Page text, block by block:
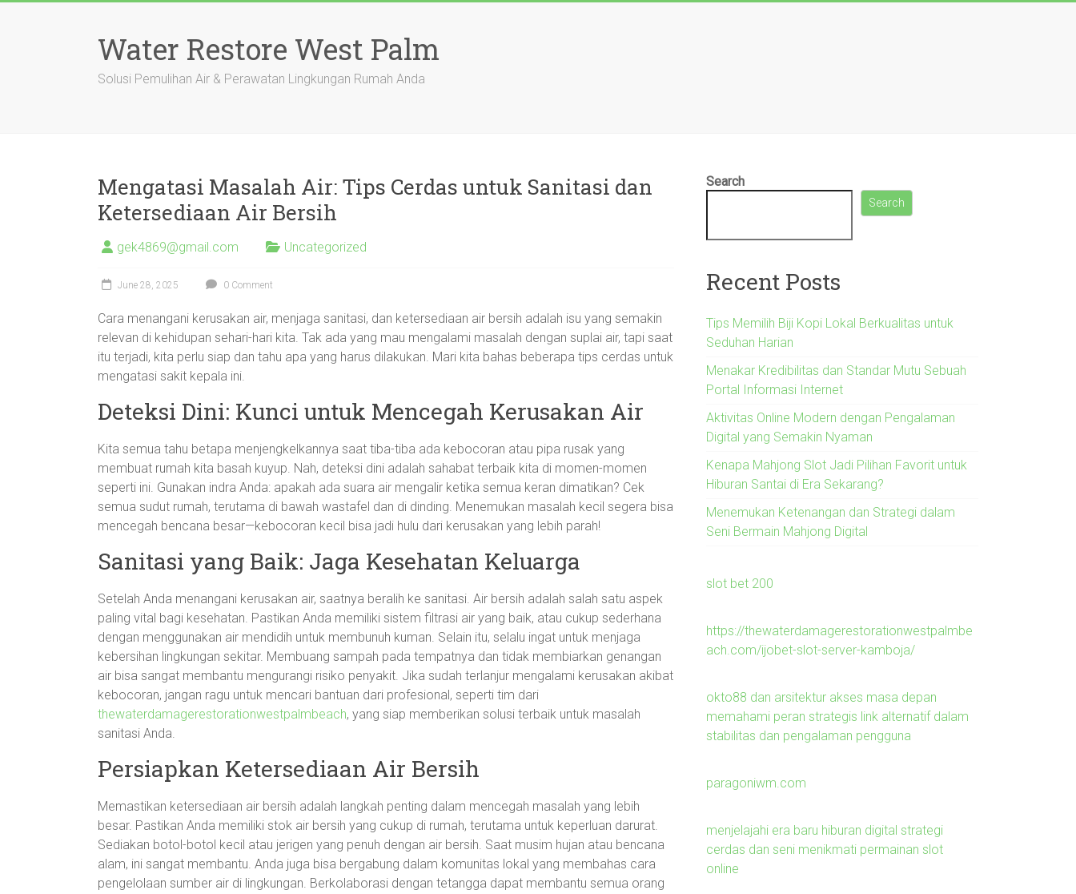
Water Restore West Palm
Solusi Pemulihan Air & Perawatan Lingkungan Rumah Anda
Mengatasi Masalah Air: Tips Cerdas untuk Sanitasi dan
Ketersediaan Air Bersih
gek4869@gmail.com Uncategorized
June 28, 2025 0 Comment
Cara menangani kerusakan air, menjaga sanitasi, dan ketersediaan air bersih adalah isu yang semakin
relevan di kehidupan sehari-hari kita. Tak ada yang mau mengalami masalah dengan suplai air, tapi saat
itu terjadi, kita perlu siap dan tahu apa yang harus dilakukan. Mari kita bahas beberapa tips cerdas untuk
mengatasi sakit kepala ini.
Deteksi Dini: Kunci untuk Mencegah Kerusakan Air
Kita semua tahu betapa menjengkelkannya saat tiba-tiba ada kebocoran atau pipa rusak yang
membuat rumah kita basah kuyup. Nah, deteksi dini adalah sahabat terbaik kita di momen-momen
seperti ini. Gunakan indra Anda: apakah ada suara air mengalir ketika semua keran dimatikan? Cek
semua sudut rumah, terutama di bawah wastafel dan di dinding. Menemukan masalah kecil segera bisa
mencegah bencana besar—kebocoran kecil bisa jadi hulu dari kerusakan yang lebih parah!
Sanitasi yang Baik: Jaga Kesehatan Keluarga
Setelah Anda menangani kerusakan air, saatnya beralih ke sanitasi. Air bersih adalah salah satu aspek
paling vital bagi kesehatan. Pastikan Anda memiliki sistem filtrasi air yang baik, atau cukup sederhana
dengan menggunakan air mendidih untuk membunuh kuman. Selain itu, selalu ingat untuk menjaga
kebersihan lingkungan sekitar. Membuang sampah pada tempatnya dan tidak membiarkan genangan
air bisa sangat membantu mengurangi risiko penyakit. Jika sudah terlanjur mengalami kerusakan akibat
kebocoran, jangan ragu untuk mencari bantuan dari profesional, seperti tim dari
thewaterdamagerestorationwestpalmbeach, yang siap memberikan solusi terbaik untuk masalah
sanitasi Anda.
Persiapkan Ketersediaan Air Bersih
Memastikan ketersediaan air bersih adalah langkah penting dalam mencegah masalah yang lebih
besar. Pastikan Anda memiliki stok air bersih yang cukup di rumah, terutama untuk keperluan darurat.
Sediakan botol-botol kecil atau jerigen yang penuh dengan air bersih. Saat musim hujan atau bencana
alam, ini sangat membantu. Anda juga bisa bergabung dalam komunitas lokal yang membahas cara
pengelolaan sumber air di lingkungan. Berkolaborasi dengan tetangga dapat membantu semua orang
Search
Search
Recent Posts
Tips Memilih Biji Kopi Lokal Berkualitas untuk
Seduhan Harian
Menakar Kredibilitas dan Standar Mutu Sebuah
Portal Informasi Internet
Aktivitas Online Modern dengan Pengalaman
Digital yang Semakin Nyaman
Kenapa Mahjong Slot Jadi Pilihan Favorit untuk
Hiburan Santai di Era Sekarang?
Menemukan Ketenangan dan Strategi dalam
Seni Bermain Mahjong Digital
slot bet 200
https://thewaterdamagerestorationwestpalmbe
ach.com/ijobet-slot-server-kamboja/
okto88 dan arsitektur akses masa depan
memahami peran strategis link alternatif dalam
stabilitas dan pengalaman pengguna
paragoniwm.com
menjelajahi era baru hiburan digital strategi
cerdas dan seni menikmati permainan slot
online